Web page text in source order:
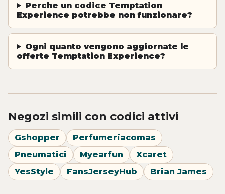
Perche un codice Temptation
Experience potrebbe non funzionare?
Ogni quanto vengono aggiornate le
offerte Temptation Experience?
Negozi simili con codici attivi
Gshopper
Perfumeriacomas
Pneumatici
Myearfun
Xcaret
YesStyle
FansJerseyHub Brian James